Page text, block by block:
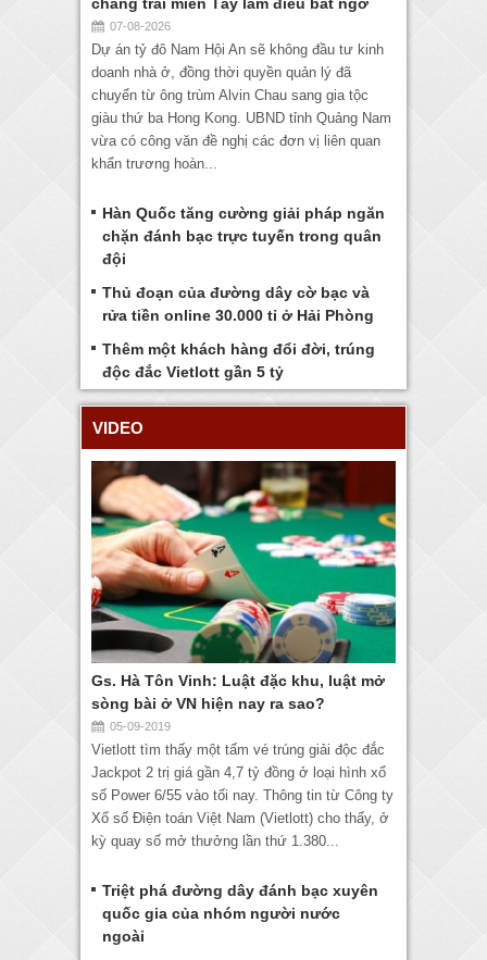
07-08-2026
Dự án tỷ đô Nam Hội An sẽ không đầu tư kinh
doanh nhà ở, đồng thời quyền quản lý đã
chuyển từ ông trùm Alvin Chau sang gia tộc
giàu thứ ba Hong Kong. UBND tỉnh Quảng Nam
vừa có công văn đề nghị các đơn vị liên quan
khẩn trương hoàn...
Hàn Quốc tăng cường giải pháp ngăn
chặn đánh bạc trực tuyến trong quân
đội
Thủ đoạn của đường dây cờ bạc và
rửa tiền online 30.000 tỉ ở Hải Phòng
Thêm một khách hàng đổi đời, trúng
độc đắc Vietlott gần 5 tỷ
VIDEO
Gs. Hà Tôn Vinh: Luật đặc khu, luật mở
sòng bài ở VN hiện nay ra sao?
05-09-2019
Vietlott tìm thấy một tấm vé trúng giải độc đắc
Jackpot 2 trị giá gần 4,7 tỷ đồng ở loại hình xổ
số Power 6/55 vào tối nay. Thông tin từ Công ty
Xổ số Điện toán Việt Nam (Vietlott) cho thấy, ở
kỳ quay số mở thưởng lần thứ 1.380...
Triệt phá đường dây đánh bạc xuyên
quốc gia của nhóm người nước
ngoài